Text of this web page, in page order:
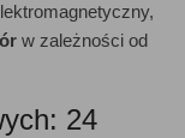
w zależności od
24